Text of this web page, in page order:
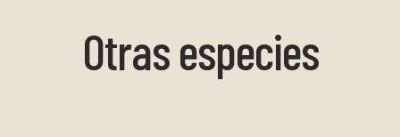
Otras especies